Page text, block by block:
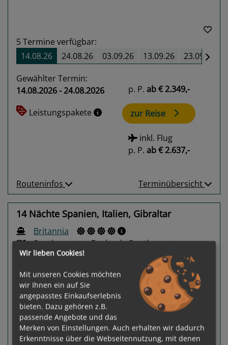
5Termine verfügbar:
14.08.26
24.08.26 03.09.26 13.09.26 23.09.26
Gewählter Termin:
14.08.2026 - 24.08.2026
Leistungspakete
p. P. ab€ 2.349,-
zur Reise
inkl. Flug
p. P. ab€ 2.637,-
Routeninfos Terminübersicht
14 Nächte Spanien, Italien, Gibraltar
Britannia
Southampton, England - Southampton,
England
Previous Next
Wir lieben Cookies!
Mit unseren Cookies möchten
wir Ihnen ein auf Sie
angepasstes Einkaufserlebnis
bieten. Dazu gehören z.B.
passende Angebote und das
Merken von Einstellungen. Auch erhalten wir dadurch
Erkenntnisse über die Webseitennutzung, mit denen